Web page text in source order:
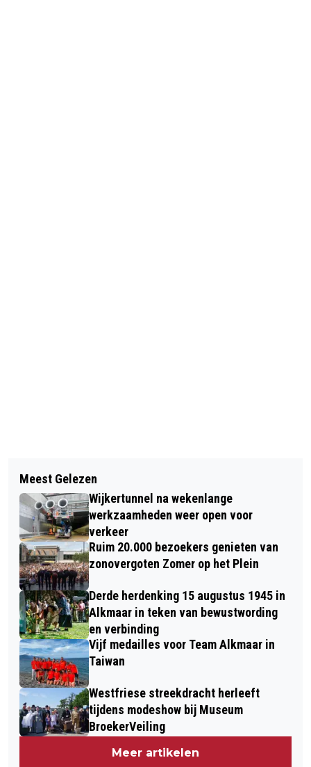
OVERBRUGGEN VERBINDT HEDEN EN
VERLEDEN TIJDENS 450 JAAR
ALKMAAR ONTZET
BIJENDAG BIJ HORTUS ALKMAAR
Meest Gelezen
Wijkertunnel na wekenlange
werkzaamheden weer open voor
verkeer
Ruim 20.000 bezoekers genieten van
zonovergoten Zomer op het Plein
Derde herdenking 15 augustus 1945 in
Alkmaar in teken van bewustwording
en verbinding
Vijf medailles voor Team Alkmaar in
Taiwan
Westfriese streekdracht herleeft
tijdens modeshow bij Museum
BroekerVeiling
Meer artikelen